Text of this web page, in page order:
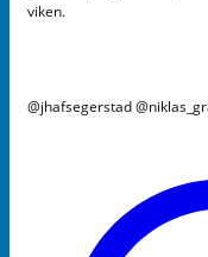
viken.
@jhafsegerstad